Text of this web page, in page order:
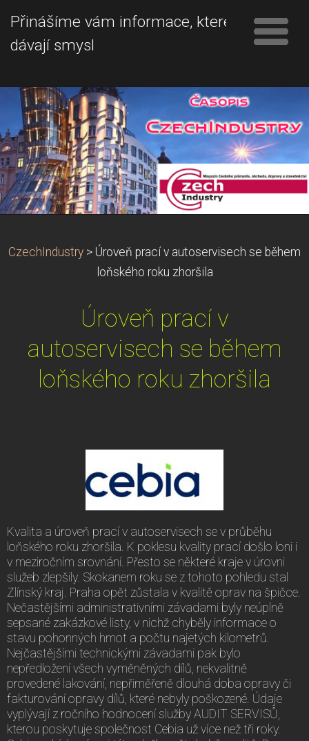
Přinášíme vám informace, které
dávají smysl
CzechIndustry > Úroveň prací v autoservisech se během
loňského roku zhoršila
Úroveň prací v
autoservisech se během
loňského roku zhoršila
Kvalita a úroveň prací v autoservisech se v průběhu
loňského roku zhoršila. K poklesu kvality prací došlo loni i
v meziročním srovnání. Přesto se některé kraje v úrovni
služeb zlepšily. Skokanem roku se z tohoto pohledu stal
Zlínský kraj. Praha opět zůstala v kvalitě oprav na špičce.
Nečastějšími administrativními závadami byly neúplně
sepsané zakázkové listy, v nichž chyběly informace o
stavu pohonných hmot a počtu najetých kilometrů.
Nejčastějšími technickými závadami pak bylo
nepředložení všech vyměněných dílů, nekvalitně
provedené lakování, nepřiměřeně dlouhá doba opravy či
fakturování opravy dílů, které nebyly poškozené. Údaje
vyplývají z ročního hodnocení služby AUDIT SERVISŮ,
kterou poskytuje společnost Cebia už více než tři roky.